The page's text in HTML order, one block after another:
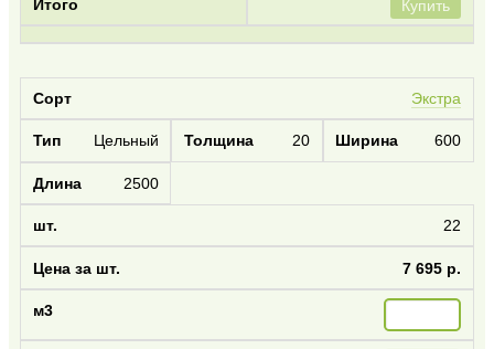
Купить
Экстра
Цельный 20 600
2500
22
7 695 р.